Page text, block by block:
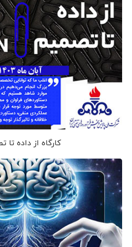
کارگاه از داده تا